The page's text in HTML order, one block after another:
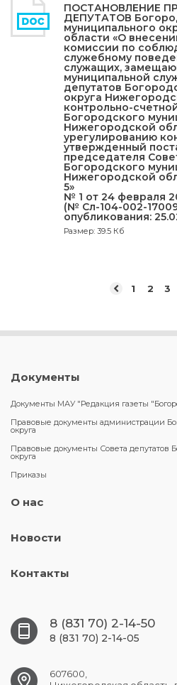
ПОСТАНОВЛЕНИЕ
ДЕПУТАТОВ
муниципального
области «О
комиссии по
служебному
служащих,
муниципальной
депутатов
округа
контрольно-
Богородского
Нижегородской
урегулированию
утвержденный
председателя
Богородского
Нижегородской
5»
№ 1 от 24 февраля
(№ Сл-104-002-
опубликования:
Размер: 39.5 Кб
1 2 3
Документы
Документы МАУ "Редакция газеты
Правовые документы администрации
округа
Правовые документы Совета депутатов
округа
Приказы
О нас
Новости
Контакты
8 (831 70) 2-14-50
8 (831 70) 2-14-05
607600,